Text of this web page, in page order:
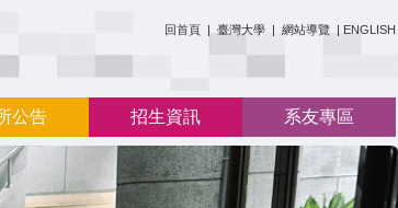
回首頁 | 臺灣大學 | 網站導覽 | ENGLISH
公告 招生資訊 系友專區